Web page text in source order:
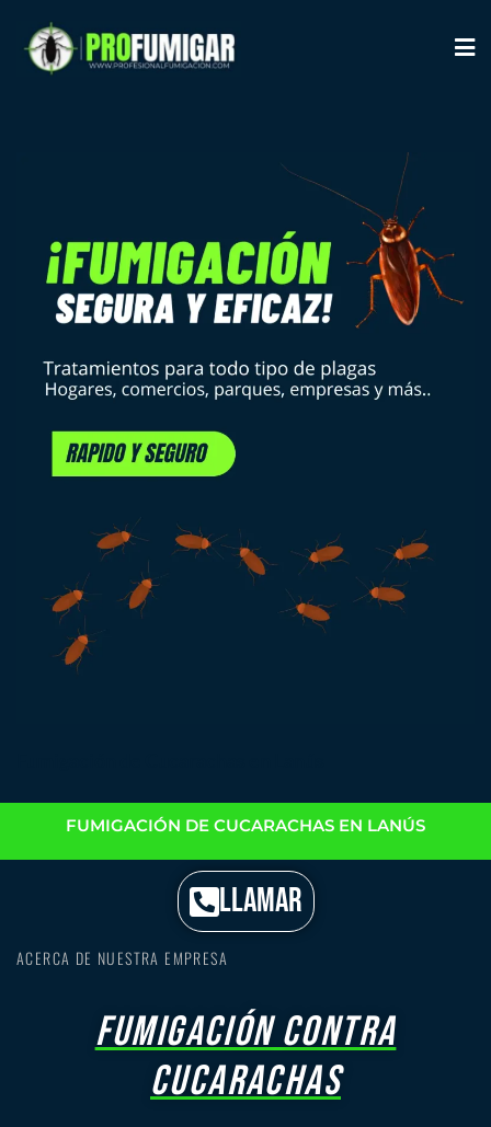
FUMIGACIÓN DE CUCARACHAS EN LANÚS
LLAMAR
ACERCA DE NUESTRA EMPRESA
fumigación CONTRA
CUCARACHAS